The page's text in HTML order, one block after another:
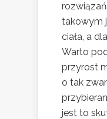
takowym
ciała, a
Warto
przyrost
o tak
jest to